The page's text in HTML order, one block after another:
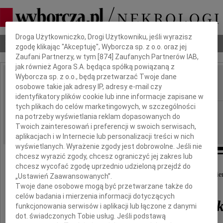
Nekrologi Odeszli Poradnik pogrzebowy
IMIĘ I NAZWISKO: Zbigniew Kwieciński
REGION: cała Polska
DATA EMISJI: 29.08.2024
Polska nauka poniosła ogromną stratę po odejściu w dniu 25
prof. Zbigniewa
Dbamy o Twoją prywatność
Droga Użytkowniczko, Drogi Użytkowniku, jeśli wyrazisz
zgodę klikając "Akceptuję", Wyborcza sp. z o.o. oraz jej
Zaufani Partnerzy, w tym [874 ] Zaufanych Partnerów IAB,
jak również Agora S.A. będąca spółką powiązaną z
Wyborcza sp. z o.o., będą przetwarzać Twoje dane
osobowe takie jak adresy IP, adresy e-mail czy
identyfikatory plików cookie lub inne informacje zapisane w
tych plikach do celów marketingowych, w szczególności
na potrzeby wyświetlania reklam dopasowanych do
Twoich zainteresowań i preferencji w swoich serwisach,
aplikacjach i w Internecie lub personalizacji treści w nich
wyświetlanych. Wyrażenie zgody jest dobrowolne. Jeśli nie
chcesz wyrazić zgody, chcesz ograniczyć jej zakres lub
chcesz wycofać zgodę uprzednio udzieloną przejdź do
„Ustawień Zaawansowanych”.
Twoje dane osobowe mogą być przetwarzane także do
celów badania i mierzenia informacji dotyczących
funkcjonowania serwisów i aplikacji lub łączone z danymi
dot. świadczonych Tobie usług. Jeśli podstawą